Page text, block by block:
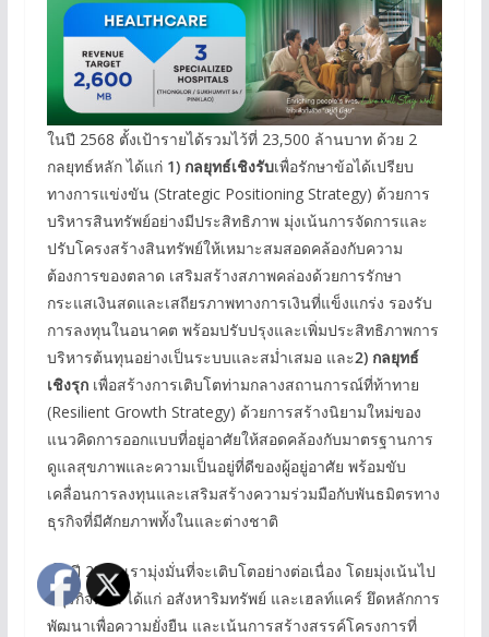
ในปี 2568 ตั้งเป้ารายได้รวมไว้ที่ 23,500 ล้านบาท ด้วย 2
กลยุทธ์หลัก ได้แก่ 1) กลยุทธ์เชิงรับเพื่อรักษาข้อได้เปรียบ
ทางการแข่งขัน (Strategic Positioning Strategy) ด้วยการ
บริหารสินทรัพย์อย่างมีประสิทธิภาพ มุ่งเน้นการจัดการและ
ปรับโครงสร้างสินทรัพย์ให้เหมาะสมสอดคล้องกับความ
ต้องการของตลาด เสริมสร้างสภาพคล่องด้วยการรักษา
กระแสเงินสดและเสถียรภาพทางการเงินที่แข็งแกร่ง รองรับ
การลงทุนในอนาคต พร้อมปรับปรุงและเพิ่มประสิทธิภาพการ
บริหารต้นทุนอย่างเป็นระบบและสม่ำเสมอ และ2) กลยุทธ์
เชิงรุกเพื่อสร้างการเติบโตท่ามกลางสถานการณ์ที่ท้าทาย
(Resilient Growth Strategy) ด้วยการสร้างนิยามใหม่ของ
แนวคิดการออกแบบที่อยู่อาศัยให้สอดคล้องกับมาตรฐานการ
ดูแลสุขภาพและความเป็นอยู่ที่ดีของผู้อยู่อาศัย พร้อมขับ
เคลื่อนการลงทุนและเสริมสร้างความร่วมมือกับพันธมิตรทาง
ธุรกิจที่มีศักยภาพทั้งในและต่างชาติ
“ในปี 2568 เรามุ่งมั่นที่จะเติบโตอย่างต่อเนื่อง โดยมุ่งเน้นไป
ที่ธุรกิจหลัก ได้แก่ อสังหาริมทรัพย์ และเฮลท์แคร์ ยึดหลักการ
พัฒนาเพื่อความยั่งยืน และเน้นการสร้างสรรค์โครงการที่